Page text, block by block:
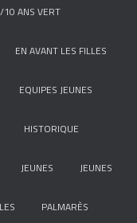
10 ANS VERT
EN AVANT LES FILLES
EQUIPES JEUNES
HISTORIQUE
JEUNES JEUNES
PALMARÈS